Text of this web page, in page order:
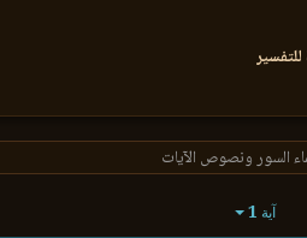
السور ونصوص الآيات
آية 1